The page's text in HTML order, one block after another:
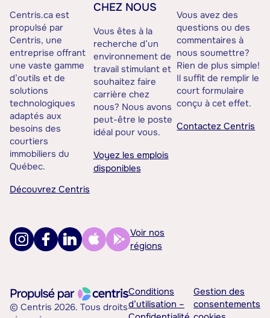
Centris.ca est
propulsé par
Centris, une
entreprise offrant
une vaste gamme
d’outils et de
solutions
technologiques
adaptés aux
besoins des
courtiers
immobiliers du
Québec.
Découvrez Centris
CHEZ NOUS
Vous êtes à la
recherche d’un
environnement de
travail stimulant et
souhaitez faire
carrière chez
nous? Nous avons
peut-être le poste
idéal pour vous.
Voyez les emplois
disponibles
Vous avez des
questions ou des
commentaires à
nous soumettre?
Rien de plus simple!
Il suffit de remplir le
court formulaire
conçu à cet effet.
Contactez Centris
Voir nos
régions
© Centris 2026. Tous droits
Conditions
d’utilisation –
Gestion des
consentements